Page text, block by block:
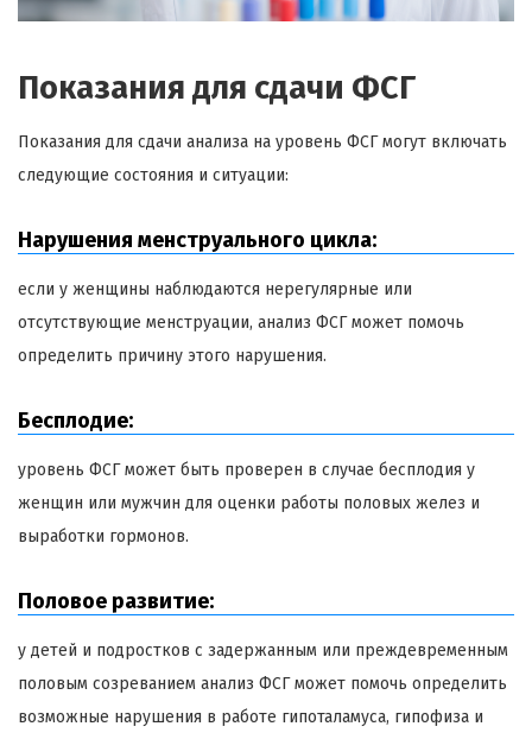
Показания для сдачи ФСГ
Показания для сдачи анализа на уровень ФСГ могут включать
следующие состояния и ситуации:
Нарушения менструального цикла:
если у женщины наблюдаются нерегулярные или
отсутствующие менструации, анализ ФСГ может помочь
определить причину этого нарушения.
Бесплодие:
уровень ФСГ может быть проверен в случае бесплодия у
женщин или мужчин для оценки работы половых желез и
выработки гормонов.
Половое развитие:
у детей и подростков с задержанным или преждевременным
половым созреванием анализ ФСГ может помочь определить
возможные нарушения в работе гипоталамуса, гипофиза и